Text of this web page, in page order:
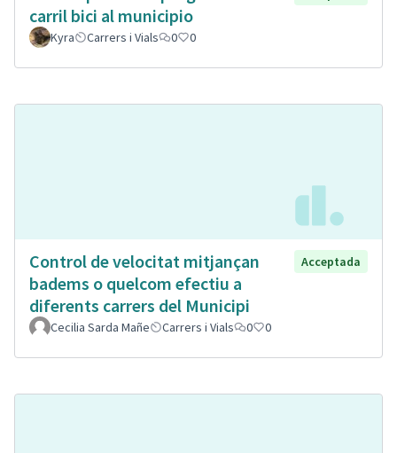
carril bici al municipio
Kyra Carrers i Vials 0 0
Control de velocitat mitjançan
badems o quelcom efectiu a
diferents carrers del Municipi
Acceptada
Cecilia Sarda Mañe Carrers i Vials 0 0